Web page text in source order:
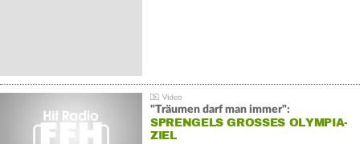
"Träumen darf man immer":
SPRENGELS GROSSES OLYMPIA-Z
IEL